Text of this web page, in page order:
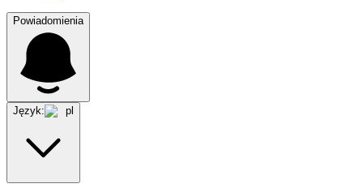
Powiadomienia
Język: pl